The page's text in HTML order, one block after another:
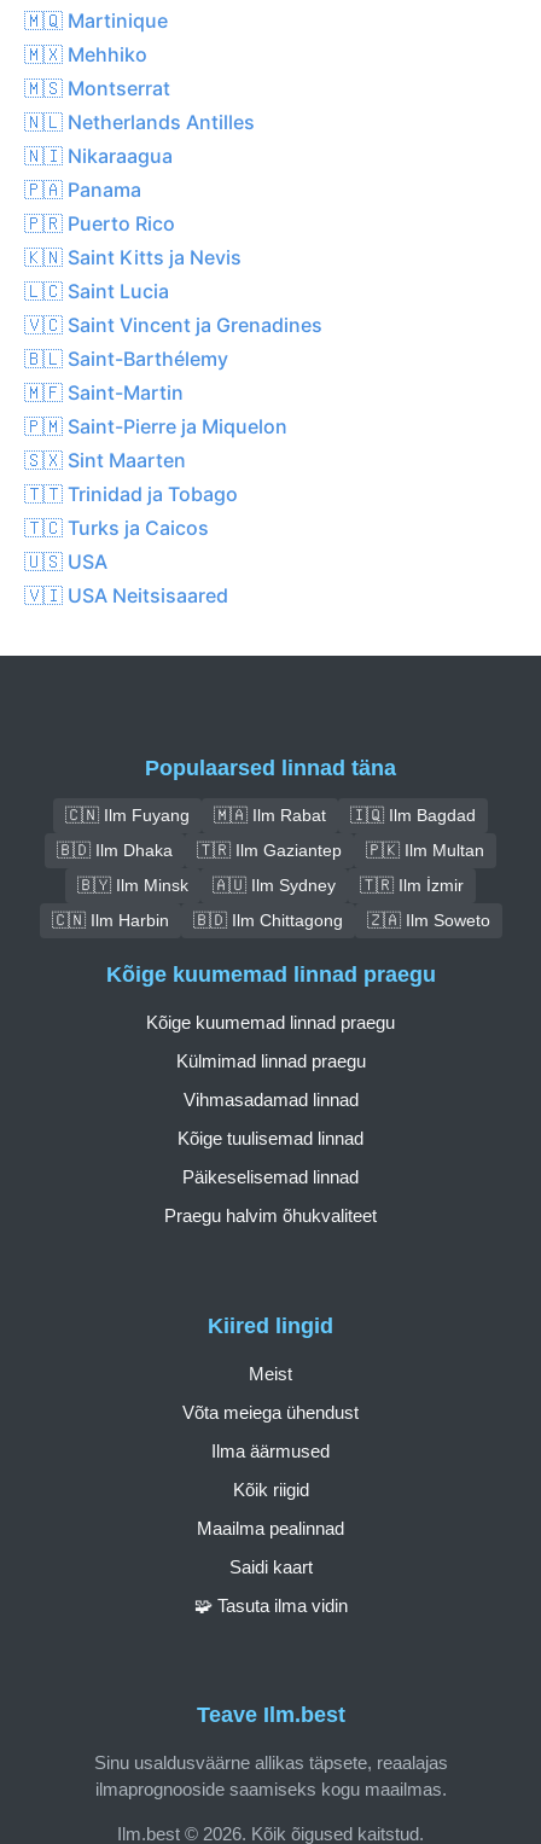
🇲🇶 Martinique
🇲🇽 Mehhiko
🇲🇸 Montserrat
🇳🇱 Netherlands Antilles
🇳🇮 Nikaraagua
🇵🇦 Panama
🇵🇷 Puerto Rico
🇰🇳 Saint Kitts ja Nevis
🇱🇨 Saint Lucia
🇻🇨 Saint Vincent ja Grenadines
🇧🇱 Saint-Barthélemy
🇲🇫 Saint-Martin
🇵🇲 Saint-Pierre ja Miquelon
🇸🇽 Sint Maarten
🇹🇹 Trinidad ja Tobago
🇹🇨 Turks ja Caicos
🇺🇸 USA
🇻🇮 USA Neitsisaared
Populaarsed linnad täna
🇨🇳 Ilm Fuyang 🇲🇦 Ilm Rabat
🇮🇶 Ilm Bagdad
🇧🇩 Ilm Dhaka
🇹🇷 Ilm Gaziantep
🇵🇰 Ilm Multan
🇧🇾 Ilm Minsk
🇦🇺 Ilm Sydney
🇹🇷 Ilm İzmir
🇨🇳 Ilm Harbin
🇧🇩 Ilm Chittagong 🇿🇦 Ilm Soweto
Teave Ilm.best
Sinu usaldusväärne allikas täpsete, reaalajas
ilmaprognooside saamiseks kogu maailmas.
Ilm.best © 2026. Kõik õigused kaitstud.
Kiired lingid
Meist
Võta meiega ühendust
Ilma äärmused
Kõik riigid
Maailma pealinnad
Saidi kaart
🧩 Tasuta ilma vidin
Kõige kuumemad linnad praegu
Kõige kuumemad linnad praegu
Külmimad linnad praegu
Vihmasadamad linnad
Kõige tuulisemad linnad
Päikeselisemad linnad
Praegu halvim õhukvaliteet